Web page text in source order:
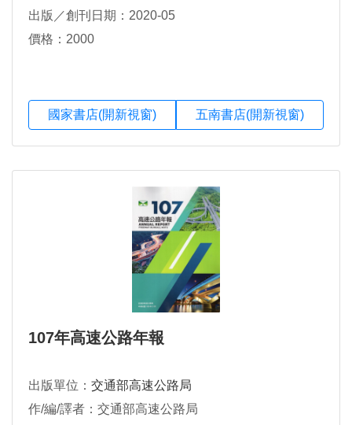
出版／創刊日期：2020-05
價格：2000
國家書店(開新視窗) 五南書店(開新視窗)
107年高速公路年報
出版單位： 交通部高速公路局
作/編/譯者：交通部高速公路局